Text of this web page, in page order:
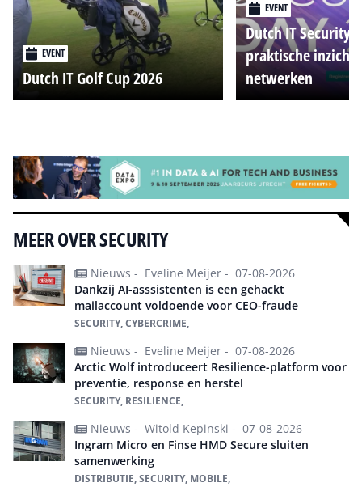
EVENT
Dutch IT Golf Cup 2026
EVENT
Dutch IT Security
praktische
netwerken
MEER OVER SECURITY
Nieuws - Eveline Meijer - 07-08-2026
Dankzij AI-asssistenten is een gehackt
mailaccount voldoende voor CEO-fraude
SECURITY, CYBERCRIME,
Nieuws - Eveline Meijer - 07-08-2026
Arctic Wolf introduceert Resilience-platform voor
preventie, response en herstel
SECURITY, RESILIENCE,
Nieuws - Witold Kepinski - 07-08-2026
Ingram Micro en Finse HMD Secure sluiten
samenwerking
DISTRIBUTIE, SECURITY, MOBILE,